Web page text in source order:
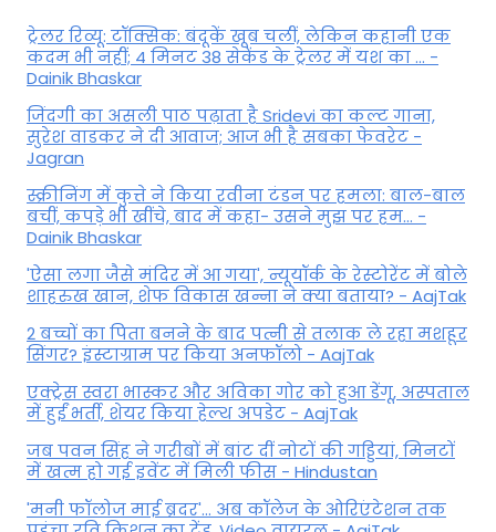
ट्रेलर रिव्यू: टॉक्सिक: बंदूकें खूब चलीं, लेकिन कहानी एक
कदम भी नहीं; 4 मिनट 38 सेकेंड के ट्रेलर में यश का ... -
Dainik Bhaskar
जिंदगी का असली पाठ पढ़ाता है Sridevi का कल्ट गाना,
सुरेश वाडकर ने दी आवाज; आज भी है सबका फेवरेट -
Jagran
स्क्रीनिंग में कुत्ते ने किया रवीना टंडन पर हमला: बाल-बाल
बचीं, कपड़े भी खींचे, बाद में कहा- उसने मुझ पर हम... -
Dainik Bhaskar
'ऐसा लगा जैसे मंदिर में आ गया', न्यूयॉर्क के रेस्टोरेंट में बोले
शाहरुख खान, शेफ विकास खन्ना ने क्या बताया? - AajTak
2 बच्चों का पिता बनने के बाद पत्नी से तलाक ले रहा मशहूर
सिंगर? इंस्टाग्राम पर किया अनफॉलो - AajTak
एक्ट्रेस स्वरा भास्कर और अविका गोर को हुआ डेंगू, अस्पताल
में हुईं भर्ती, शेयर किया हेल्थ अपडेट - AajTak
जब पवन सिंह ने गरीबों में बांट दीं नोटों की गड्डियां, मिनटों
में खत्म हो गई इवेंट में मिली फीस - Hindustan
'मनी फॉलोज माई ब्रदर'... अब कॉलेज के ओरिएंटेशन तक